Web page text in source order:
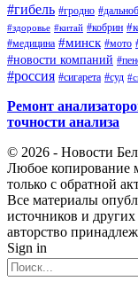
#гибель #гродно
#здоровье #китай #кобрин
#медицина #минск #мото
#новости компаний
#россия #сигарета #суд
Ремонт
точности анализа
© 2026 - Новости
Любое копирование
только с обратной
Все материалы
источников и других
авторство
Sign in